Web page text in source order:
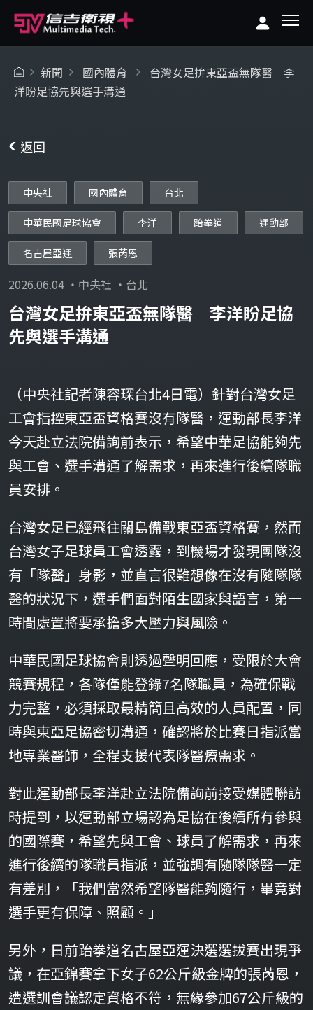
新聞 國內體育
台灣女足拚東亞盃無隊醫 李
洋盼足協先與選手溝通
返回
中央社 國內體育 台北
中華民國足球協會 李洋 跆拳道 運動部
名古屋亞運 張芮恩
2026.06.04 ・中央社 ・台北
台灣女足拚東亞盃無隊醫 李洋盼足協
先與選手溝通
（中央社記者陳容琛台北4日電）針對台灣女足
工會指控東亞盃資格賽沒有隊醫，運動部長李洋
今天赴立法院備詢前表示，希望中華足協能夠先
與工會、選手溝通了解需求，再來進行後續隊職
員安排。
台灣女足已經飛往關島備戰東亞盃資格賽，然而
台灣女子足球員工會透露，到機場才發現團隊沒
有「隊醫」身影，並直言很難想像在沒有隨隊隊
醫的狀況下，選手們面對陌生國家與語言，第一
時間處置將要承擔多大壓力與風險。
中華民國足球協會則透過聲明回應，受限於大會
競賽規程，各隊僅能登錄7名隊職員，為確保戰
力完整，必須採取最精簡且高效的人員配置，同
時與東亞足協密切溝通，確認將於比賽日指派當
地專業醫師，全程支援代表隊醫療需求。
對此運動部長李洋赴立法院備詢前接受媒體聯訪
時提到，以運動部立場認為足協在後續所有參與
的國際賽，希望先與工會、球員了解需求，再來
進行後續的隊職員指派，並強調有隨隊隊醫一定
有差別，「我們當然希望隊醫能夠隨行，畢竟對
選手更有保障、照顧。」
另外，日前跆拳道名古屋亞運決選選拔賽出現爭
議，在亞錦賽拿下女子62公斤級金牌的張芮恩，
遭選訓會議認定資格不符，無緣參加67公斤級的